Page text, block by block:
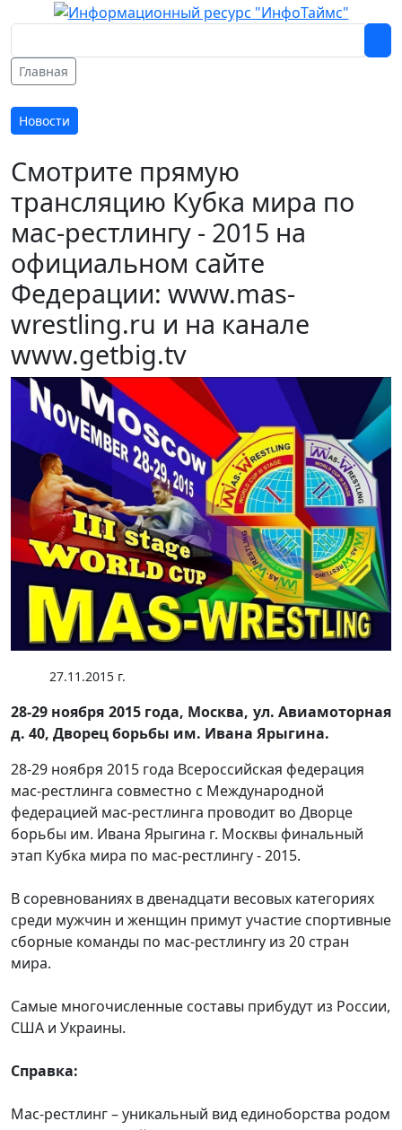
Главная
Новости
Смотрите прямую
трансляцию Кубка мира по
мас-рестлингу - 2015 на
официальном сайте
Федерации: www.mas-
wrestling.ru и на канале
www.getbig.tv
27.11.2015 г.
28-29 ноября 2015 года, Москва, ул. Авиамоторная
д. 40, Дворец борьбы им. Ивана Ярыгина.
28-29 ноября 2015 года Всероссийская федерация
мас-рестлинга совместно с Международной
федерацией мас-рестлинга проводит во Дворце
борьбы им. Ивана Ярыгина г. Москвы финальный
этап Кубка мира по мас-рестлингу - 2015.
В соревнованиях в двенадцати весовых категориях
среди мужчин и женщин примут участие спортивные
сборные команды по мас-рестлингу из 20 стран
мира.
Самые многочисленные составы прибудут из России,
США и Украины.
Справка:
Мас-рестлинг – уникальный вид единоборства родом